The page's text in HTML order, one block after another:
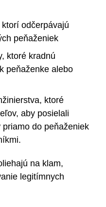
odčerpávajú
peňaženiek
ktoré kradnú
peňaženke alebo
ktoré
aby posielali
do peňaženiek
na klam,
legitímnych